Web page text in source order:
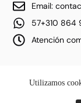
Utilizamos
Email:
57+310 864
Atención